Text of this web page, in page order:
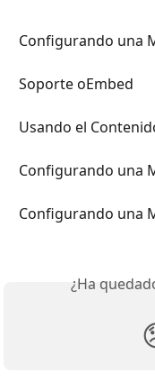
Configurando una
Soporte oEmbed
Usando el
Configurando una
Configurando una
¿Ha